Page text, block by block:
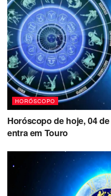
HORÓSCOPO
Horóscopo de hoje, 04
entra em Touro